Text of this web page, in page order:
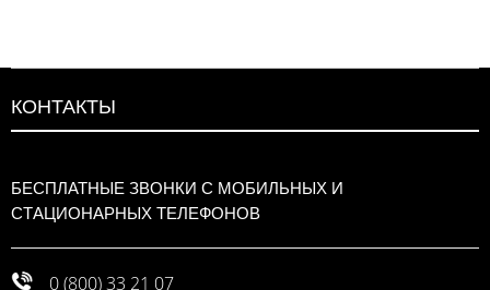
КОНТАКТЫ
БЕСПЛАТНЫЕ ЗВОНКИ С МОБИЛЬНЫХ И
СТАЦИОНАРНЫХ ТЕЛЕФОНОВ
0 (800) 33 21 07